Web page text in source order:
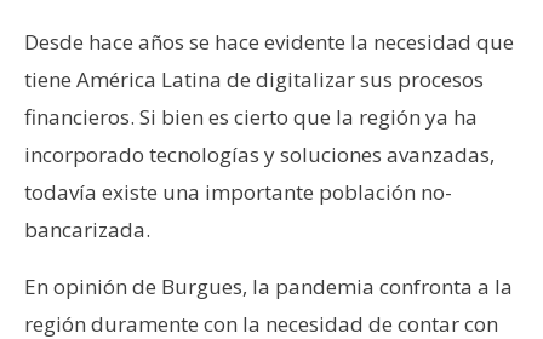
Desde hace años se hace evidente la necesidad que
tiene América Latina de digitalizar sus procesos
financieros. Si bien es cierto que la región ya ha
incorporado tecnologías y soluciones avanzadas,
todavía existe una importante población no-
bancarizada.
En opinión de Burgues, la pandemia confronta a la
región duramente con la necesidad de contar con